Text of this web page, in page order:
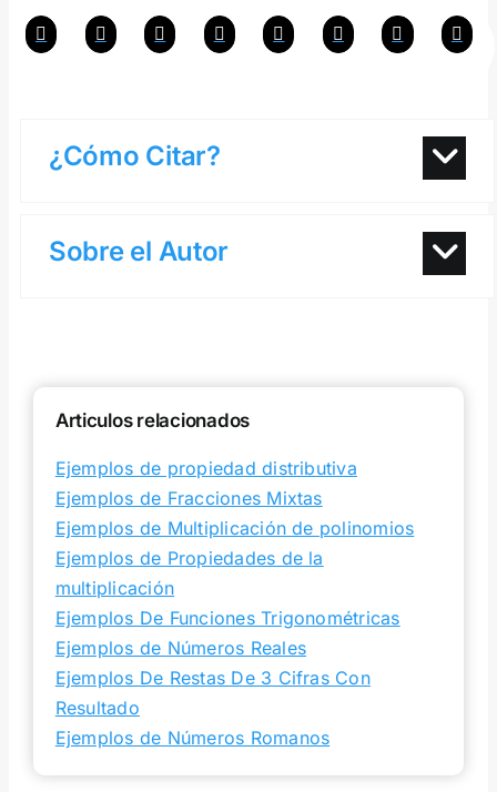
¿Cómo Citar?
Sobre el Autor
Articulos relacionados
Ejemplos de propiedad distributiva
Ejemplos de Fracciones Mixtas
Ejemplos de Multiplicación de polinomios
Ejemplos de Propiedades de la
multiplicación
Ejemplos De Funciones Trigonométricas
Ejemplos de Números Reales
Ejemplos De Restas De 3 Cifras Con
Resultado
Ejemplos de Números Romanos